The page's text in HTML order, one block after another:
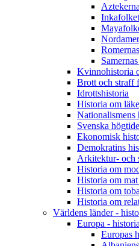
Kvinnohistoria
Brott och straff
Idrottshistoria
Historia om
Nationalismens
Svenska
Ekonomisk
Demokratins
Arkitektur- och
Historia om
Historia om
Historia om
Historia om
Världens länder -
Europa - historia
Europas